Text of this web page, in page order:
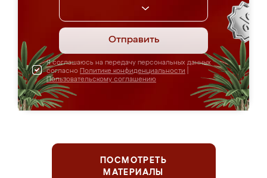
Отправить
Я соглашаюсь на передачу персональных данных
согласно Политике конфиденциальности
Пользовательскому соглашению
ПОСМОТРЕТЬ
МАТЕРИАЛЫ